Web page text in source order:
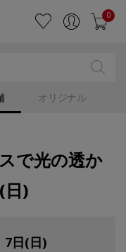
0
オリジナル
で光の透か
)
7日(日)